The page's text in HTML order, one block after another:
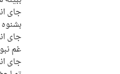
جای
جای
غم
جای